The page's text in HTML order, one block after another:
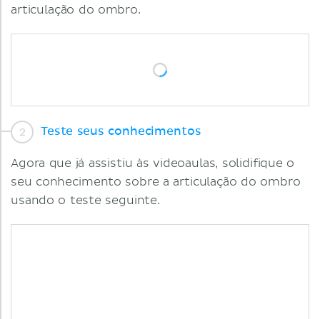
articulação do ombro.
Teste seus conhecimentos
Agora que já assistiu às videoaulas, solidifique o
seu conhecimento sobre a articulação do ombro
usando o teste seguinte.